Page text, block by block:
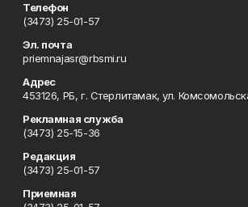
Телефон
(3473) 25-01-57
Эл. почта
priemnajasr@rbsmi.ru
Адрес
453126, РБ, г. Стерлитамак, ул.
Рекламная служба
(3473) 25-15-36
Редакция
(3473) 25-01-57
Приемная